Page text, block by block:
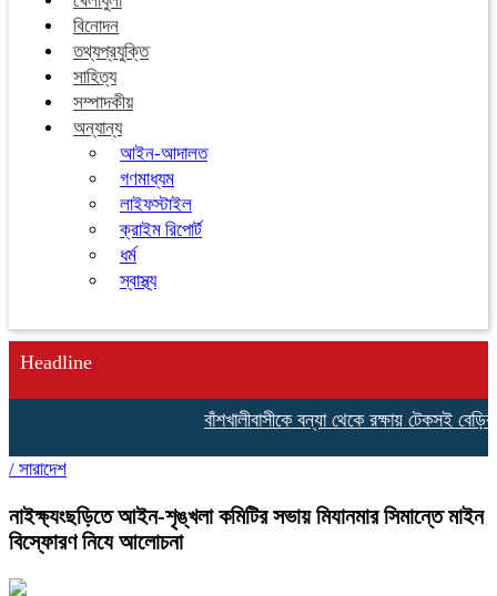
বিনোদন
তথ্যপ্রযুক্তি
সাহিত্য
সম্পাদকীয়
অন্যান্য
আইন-আদালত
গণমাধ্যম
লাইফস্টাইল
ক্রাইম রিপোর্ট
ধর্ম
স্বাস্থ্য
Headline
বাঁশখালীবাসীকে বন্যা থেকে রক্ষায় টেকসই বেড়িবাঁধ
/ সারাদেশ
নাইক্ষ্যংছড়িতে আইন-শৃঙ্খলা কমিটির সভায় মিযানমার সিমান্তে মাইন
বিস্ফোরণ নিযে আলোচনা